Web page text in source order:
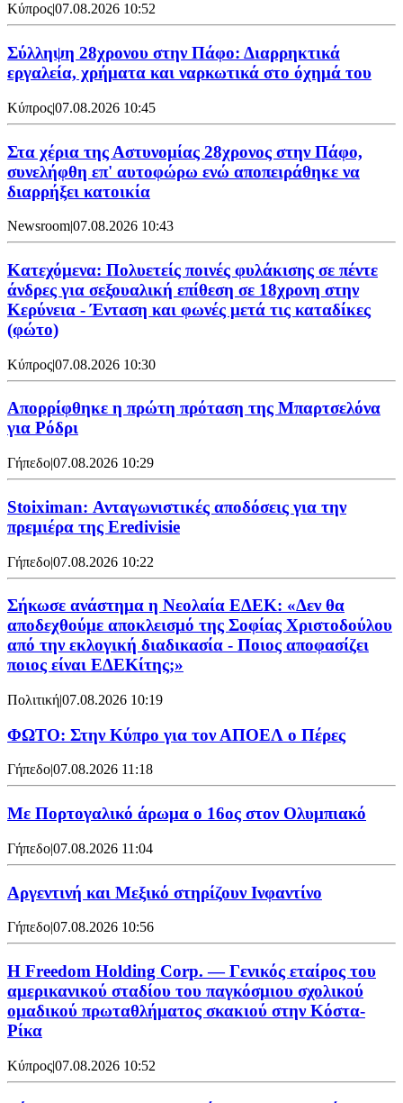
Κύπρος|07.08.2026 10:52
Σύλληψη 28χρονου στην Πάφο: Διαρρηκτικά
εργαλεία, χρήματα και ναρκωτικά στο όχημά του
Κύπρος|07.08.2026 10:45
Στα χέρια της Αστυνομίας 28χρονος στην Πάφο,
συνελήφθη επ' αυτοφώρω ενώ αποπειράθηκε να
διαρρήξει κατοικία
Newsroom|07.08.2026 10:43
Κατεχόμενα: Πολυετείς ποινές φυλάκισης σε πέντε
άνδρες για σεξουαλική επίθεση σε 18χρονη στην
Κερύνεια - Ένταση και φωνές μετά τις καταδίκες
(φώτο)
Κύπρος|07.08.2026 10:30
Απορρίφθηκε η πρώτη πρόταση της Μπαρτσελόνα
για Ρόδρι
Γήπεδο|07.08.2026 10:29
Stoiximan: Ανταγωνιστικές αποδόσεις για την
πρεμιέρα της Eredivisie
Γήπεδο|07.08.2026 10:22
Σήκωσε ανάστημα η Νεολαία ΕΔΕΚ: «Δεν θα
αποδεχθούμε αποκλεισμό της Σοφίας Χριστοδούλου
από την εκλογική διαδικασία - Ποιος αποφασίζει
ποιος είναι ΕΔΕΚίτης;»
Πολιτική|07.08.2026 10:19
ΦΩΤΟ: Στην Κύπρο για τον ΑΠΟΕΛ ο Πέρες
Γήπεδο|07.08.2026 11:18
Με Πορτογαλικό άρωμα ο 16ος στον Ολυμπιακό
Γήπεδο|07.08.2026 11:04
Αργεντινή και Μεξικό στηρίζουν Ινφαντίνο
Γήπεδο|07.08.2026 10:56
Η Freedom Holding Corp. — Γενικός εταίρος του
αμερικανικού σταδίου του παγκόσμιου σχολικού
ομαδικού πρωταθλήματος σκακιού στην Κόστα-
Ρίκα
Κύπρος|07.08.2026 10:52